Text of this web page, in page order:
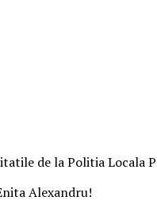
de la Politia Locala
Alexandru!